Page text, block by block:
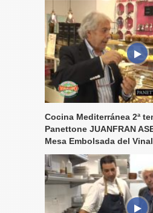
Cocina Mediterránea 2ª
Panettone JUANFRAN
Mesa Embolsada del